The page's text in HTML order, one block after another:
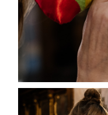
WARSZTATY
KONTAKT